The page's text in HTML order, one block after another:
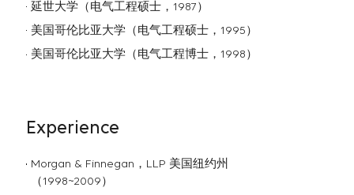
延世大学（电气工程硕士，1987）
美国哥伦比亚大学（电气工程硕士，1995）
美国哥伦比亚大学（电气工程博士，1998）
Experience
Morgan & Finnegan，LLP 美国纽约州
（1998~2009）